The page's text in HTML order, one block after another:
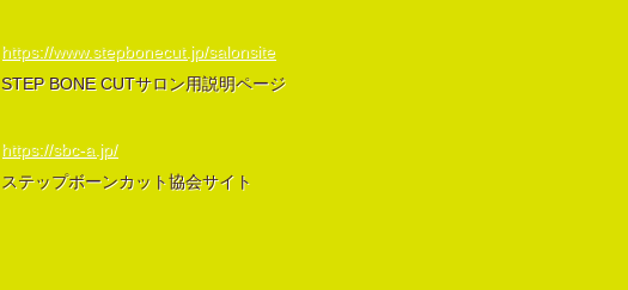
https://www.stepbonecut.jp/salonsite
STEP BONE CUTサロン用説明ページ
https://sbc-a.jp/
ステップボーンカット協会サイト